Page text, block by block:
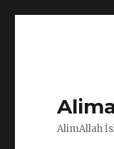
AlimAllah